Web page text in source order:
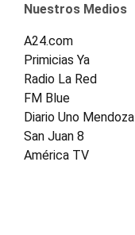
Nuestros Medios
A24.com
Primicias Ya
Radio La Red
FM Blue
Diario Uno Mendoza
San Juan 8
América TV